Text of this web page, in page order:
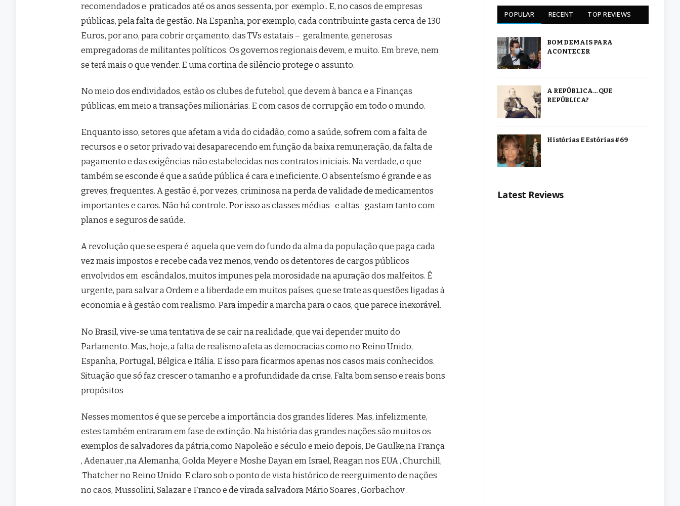
recomendados e praticados até os anos sessenta, por exemplo.. E, no casos de empresas
públicas, pela falta de gestão. Na Espanha, por exemplo, cada contribuinte gasta cerca de 130
Euros, por ano, para cobrir orçamento, das TVs estatais – geralmente, generosas
empregadoras de militantes políticos. Os governos regionais devem, e muito. Em breve, nem
se terá mais o que vender. E uma cortina de silêncio protege o assunto.
No meio dos endividados, estão os clubes de futebol, que devem à banca e a Finanças
públicas, em meio a transações milionárias. E com casos de corrupção em todo o mundo.
Enquanto isso, setores que afetam a vida do cidadão, como a saúde, sofrem com a falta de
recursos e o setor privado vai desaparecendo em função da baixa remuneração, da falta de
pagamento e das exigências não estabelecidas nos contratos iniciais. Na verdade, o que
também se esconde é que a saúde pública é cara e ineficiente. O absenteísmo é grande e as
greves, frequentes. A gestão é, por vezes, criminosa na perda de validade de medicamentos
importantes e caros. Não há controle. Por isso as classes médias- e altas- gastam tanto com
planos e seguros de saúde.
A revolução que se espera é aquela que vem do fundo da alma da população que paga cada
vez mais impostos e recebe cada vez menos, vendo os detentores de cargos públicos
envolvidos em escândalos, muitos impunes pela morosidade na apuração dos malfeitos. É
urgente, para salvar a Ordem e a liberdade em muitos países, que se trate as questões ligadas à
economia e à gestão com realismo. Para impedir a marcha para o caos, que parece inexorável.
No Brasil, vive-se uma tentativa de se cair na realidade, que vai depender muito do
Parlamento. Mas, hoje, a falta de realismo afeta as democracias como no Reino Unido,
Espanha, Portugal, Bélgica e Itália. E isso para ficarmos apenas nos casos mais conhecidos.
Situação que só faz crescer o tamanho e a profundidade da crise. Falta bom senso e reais bons
propósitos
Nesses momentos é que se percebe a importância dos grandes líderes. Mas, infelizmente,
estes também entraram em fase de extinção. Na história das grandes nações são muitos os
exemplos de salvadores da pátria,como Napoleão e século e meio depois, De Gaulke,na França
, Adenauer ,na Alemanha, Golda Meyer e Moshe Dayan em Israel, Reagan nos EUA , Churchill,
Thatcher no Reino Unido E claro sob o ponto de vista histórico de reerguimento de nações
no caos, Mussolini, Salazar e Franco e de virada salvadora Mário Soares , Gorbachov .
POPULAR RECENT TOP REVIEWS
BOM DEMAIS PARA
ACONTECER
A REPÚBLICA… QUE
REPÚBLICA?
Histórias E Estórias #69
Latest Reviews